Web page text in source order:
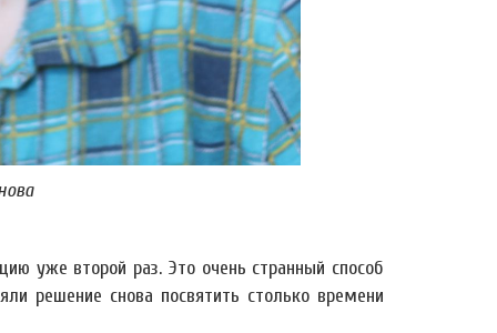
уже второй раз. Это очень странный способ
решение снова посвятить столько времени